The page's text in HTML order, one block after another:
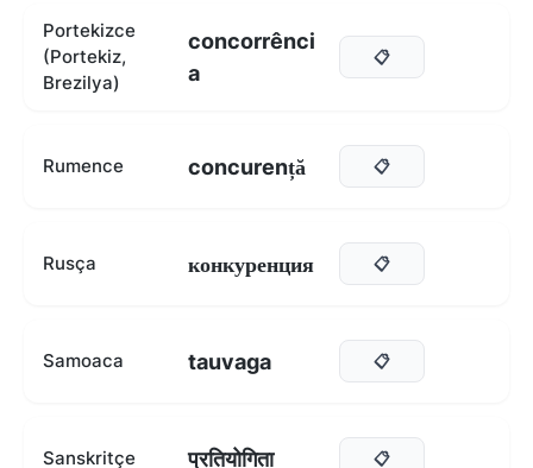
Portekizce
(Portekiz,
Brezilya)
concorrênci
a
📋
Rumence concurență 📋
Rusça конкуренция 📋
Samoaca tauvaga 📋
Sanskritçe प्रतियोगिता 📋